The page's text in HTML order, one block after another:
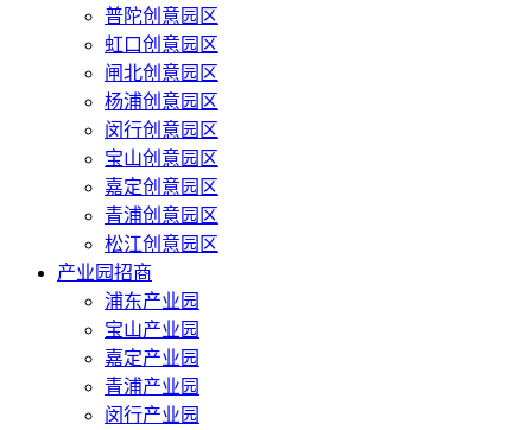
普陀创意园区
虹口创意园区
闸北创意园区
杨浦创意园区
闵行创意园区
宝山创意园区
嘉定创意园区
青浦创意园区
松江创意园区
产业园招商
浦东产业园
宝山产业园
嘉定产业园
青浦产业园
闵行产业园